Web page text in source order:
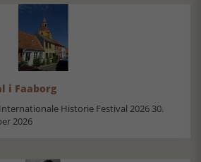
i Faaborg
Historie Festival 2026 30.
2026